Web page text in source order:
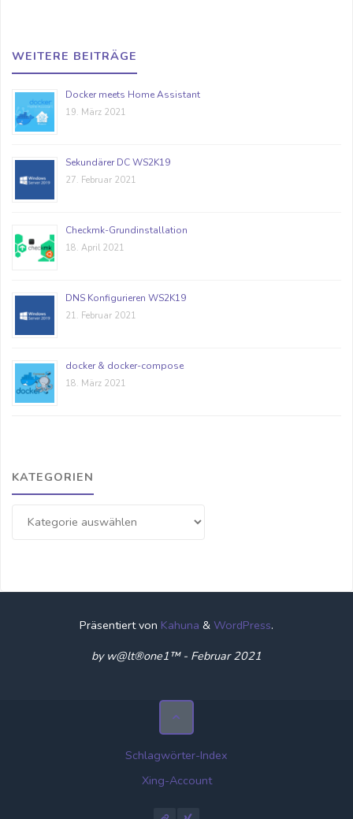
WEITERE BEITRÄGE
Docker meets Home Assistant
19. März 2021
Sekundärer DC WS2K19
27. Februar 2021
Checkmk-Grundinstallation
18. April 2021
DNS Konfigurieren WS2K19
21. Februar 2021
docker & docker-compose
18. März 2021
KATEGORIEN
Präsentiert von Kahuna & WordPress.
by w@lt®one1™ - Februar 2021
Schlagwörter-Index
Xing-Account